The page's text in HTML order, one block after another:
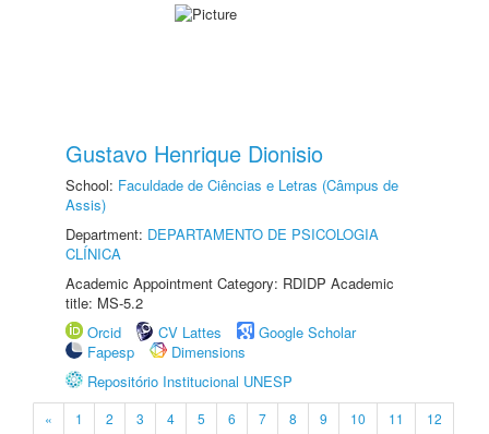
Gustavo Henrique Dionisio
School: Faculdade de Ciências e Letras (Câmpus de
Assis)
Department: DEPARTAMENTO DE PSICOLOGIA
CLÍNICA
Academic Appointment Category: RDIDP Academic
title: MS-5.2
Orcid
CV Lattes
Google Scholar
Fapesp
Dimensions
Repositório Institucional UNESP
« 1 2 3 4 5 6 7 8 9 10 11
12